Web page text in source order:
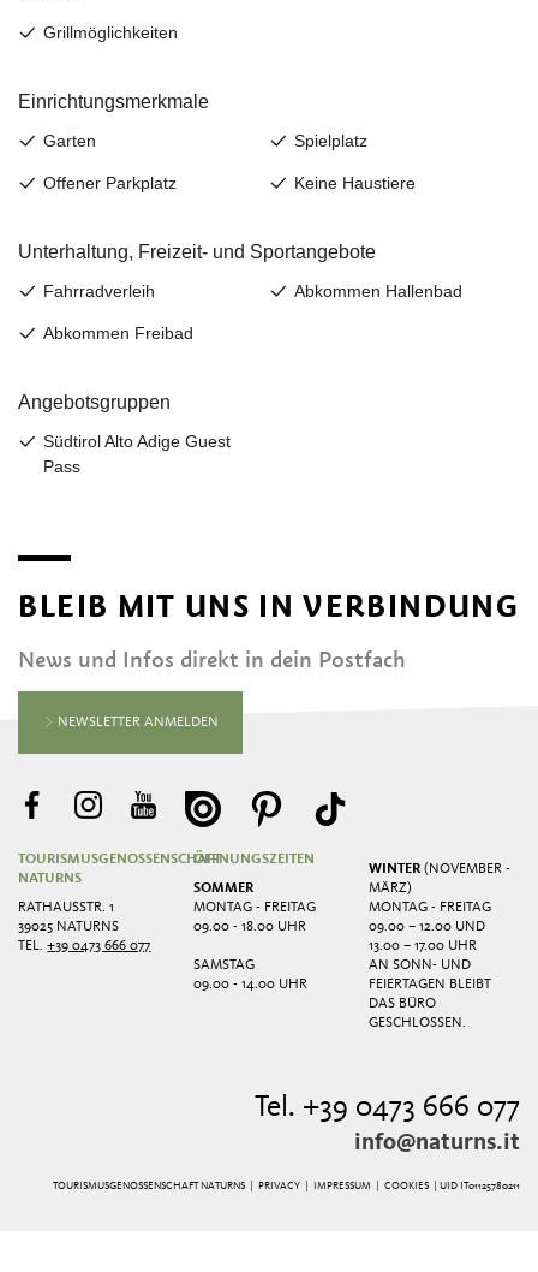
BLEIB MIT UNS IN VERBINDUNG
News und Infos direkt in dein Postfach
NEWSLETTER ANMELDEN
TOURISMUSGENOSSENSCHAFT
NATURNS
RATHAUSSTR. 1
39025 NATURNS
TEL.+39 0473 666 077
ÖFFNUNGSZEITEN
SOMMER
MONTAG - FREITAG
09.00 - 18.00 UHR
SAMSTAG
09.00 - 14.00 UHR
WINTER(NOVEMBER -
MÄRZ)
MONTAG - FREITAG
09.00 – 12.00 UND
13.00 – 17.00 UHR
AN SONN- UND
FEIERTAGEN BLEIBT
DAS BÜRO
GESCHLOSSEN.
Tel. +39 0473 666 077
info@naturns.it
TOURISMUSGENOSSENSCHAFT NATURNS | PRIVACY| IMPRESSUM| COOKIES | UID IT01125780211